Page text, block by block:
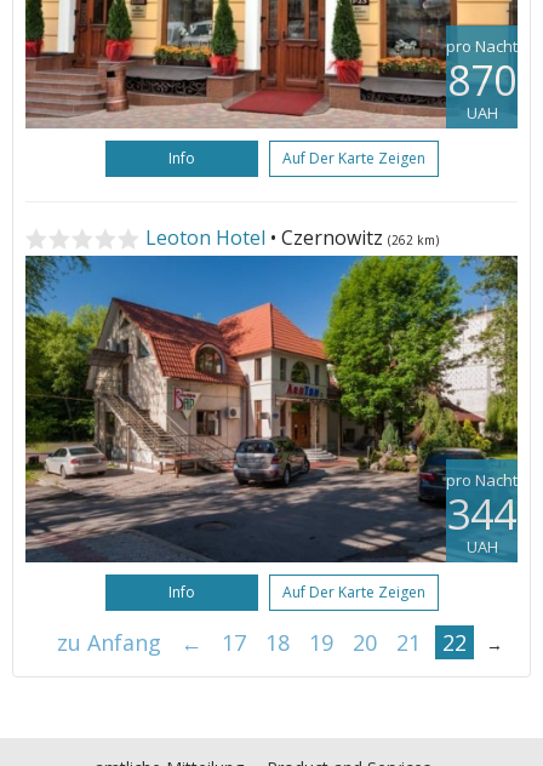
pro Nacht
870
UAH
Info Auf Der Karte Zeigen
Leoton Hotel • Czernowitz (262 km)
pro Nacht
344
UAH
Info Auf Der Karte Zeigen
zu Anfang ← 17 18 19 20 21 22 →